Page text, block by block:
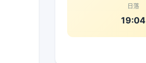
日落
19:04